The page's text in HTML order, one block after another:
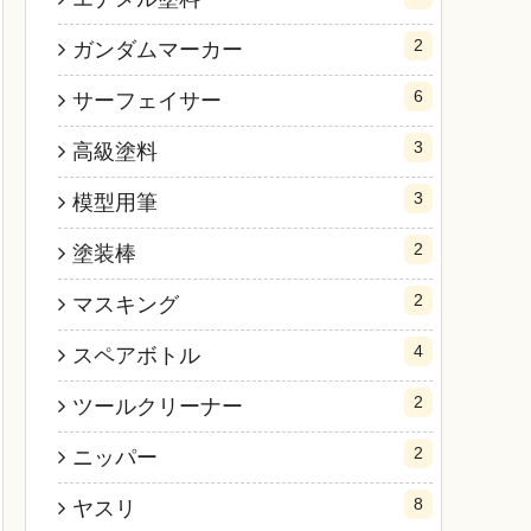
ガンダムマーカー 2
サーフェイサー 6
高級塗料 3
模型用筆 3
塗装棒 2
マスキング 2
スペアボトル 4
ツールクリーナー 2
ニッパー 2
ヤスリ 8